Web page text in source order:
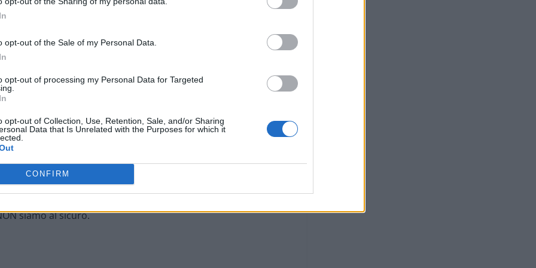
opt-out of the Sale of my Personal Data.
opt-out of processing my Personal Data for Targeted
opt-out of Collection, Use, Retention, Sale, and/or Sharing
Data that Is Unrelated with the Purposes for which it
CONFIRM
casa, ieri sono arrivati oltre 400 sfollati.
una cittadina splendida – dove ho passato le mie
ha perso la sua casa e l’attività commerciale.
avevo una opinione diversa.
siamo al sicuro.